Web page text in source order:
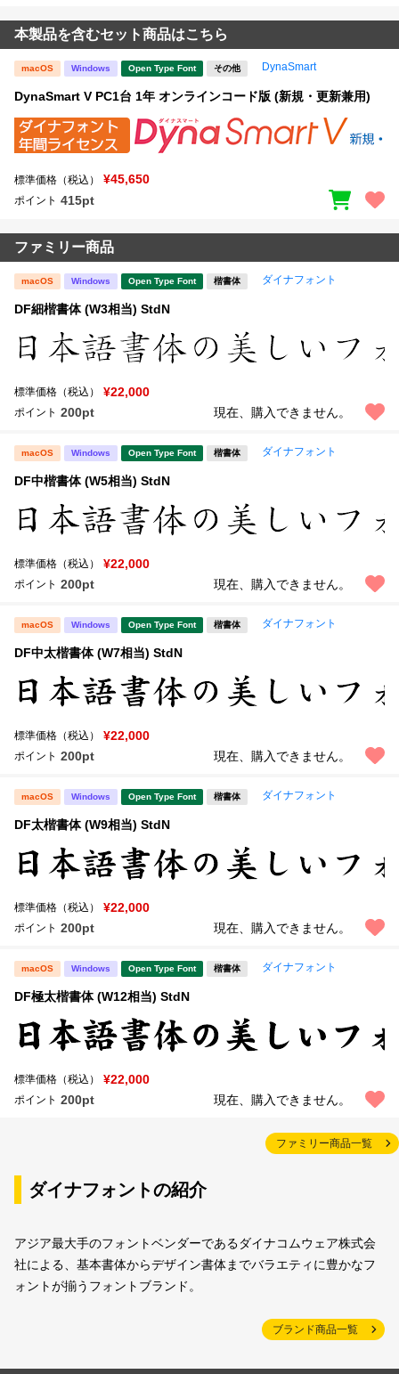
本製品を含むセット商品はこちら
macOS Windows Open Type Font その他 DynaSmart
DynaSmart V PC1台 1年 オンラインコード版 (新規・更新兼用)
標準価格（税込） ¥45,650
ポイント 415pt
ファミリー商品
macOS Windows Open Type Font 楷書体 ダイナフォント
DF細楷書体 (W3相当) StdN
標準価格（税込） ¥22,000
ポイント 200pt 現在、購入できません。
macOS Windows Open Type Font 楷書体 ダイナフォント
DF中楷書体 (W5相当) StdN
標準価格（税込） ¥22,000
ポイント 200pt 現在、購入できません。
macOS Windows Open Type Font 楷書体 ダイナフォント
DF中太楷書体 (W7相当) StdN
標準価格（税込） ¥22,000
ポイント 200pt 現在、購入できません。
macOS Windows Open Type Font 楷書体 ダイナフォント
DF太楷書体 (W9相当) StdN
標準価格（税込） ¥22,000
ポイント 200pt 現在、購入できません。
macOS Windows Open Type Font 楷書体 ダイナフォント
DF極太楷書体 (W12相当) StdN
標準価格（税込） ¥22,000
ポイント 200pt 現在、購入できません。
ファミリー商品一覧
ダイナフォントの紹介
アジア最大手のフォントベンダーであるダイナコムウェア株式会
社による、基本書体からデザイン書体までバラエティに豊かなフ
ォントが揃うフォントブランド。
ブランド商品一覧